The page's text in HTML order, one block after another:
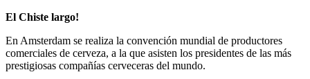
El Chiste largo!
En Amsterdam se realiza la convención mundial de productores
comerciales de cerveza, a la que asisten los presidentes de las más
prestigiosas compañías cerveceras del mundo.